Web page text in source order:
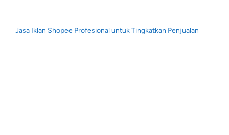
Jasa Iklan Shopee Profesional untuk Tingkatkan Penjualan